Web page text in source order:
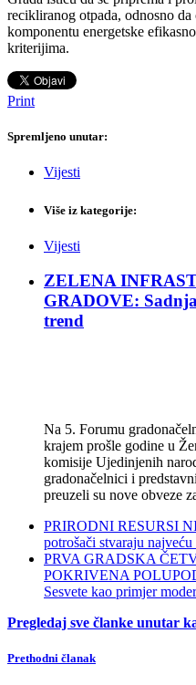
recikliranog otpada, odnosno
komponentu energetske
kriterijima.
Print
Spremljeno unutar:
Vijesti
Više iz kategorije:
Vijesti
ZELENA
GRADOVE:
trend
Na 5. Forumu
krajem prošle godine u
komisije Ujedinjenih
gradonačelnici i
preuzeli su nove obveze
PRIRODNI RESURSI
potrošači stvaraju najveću
PRVA GRADSKA
POKRIVENA
Sesvete kao primjer
Pregledaj sve članke unutar
Prethodni članak